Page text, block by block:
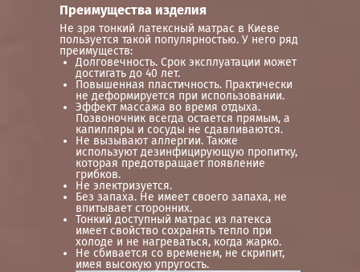
Преимущества изделия
Не зря тонкий латексный матрас в Киеве
пользуется такой популярностью. У него ряд
преимуществ:
Долговечность. Срок эксплуатации может
достигать до 40 лет.
Повышенная пластичность. Практически
не деформируется при использовании.
Эффект массажа во время отдыха.
Позвоночник всегда остается прямым, а
капилляры и сосуды не сдавливаются.
Не вызывают аллергии. Также
используют дезинфицирующую пропитку,
которая предотвращает появление
грибков.
Не электризуется.
Без запаха. Не имеет своего запаха, не
впитывает сторонних.
Тонкий доступный матрас из латекса
имеет свойство сохранять тепло при
холоде и не нагреваться, когда жарко.
Не сбивается со временем, не скрипит,
имея высокую упругость.